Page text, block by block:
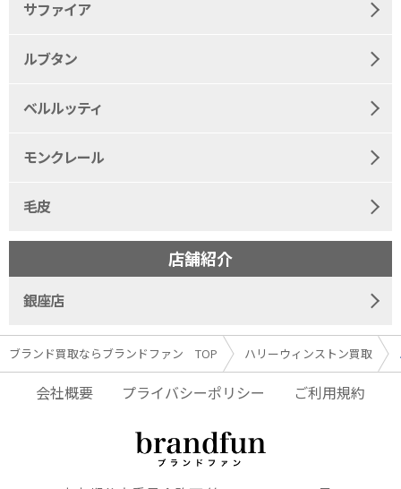
ブランド買取ならブランドファン TOP ハリーウィンストン買取
サファイア
ルブタン
ベルルッティ
モンクレール
毛皮
店舗紹介
銀座店
会社概要 プライバシーポリシー ご利用規約